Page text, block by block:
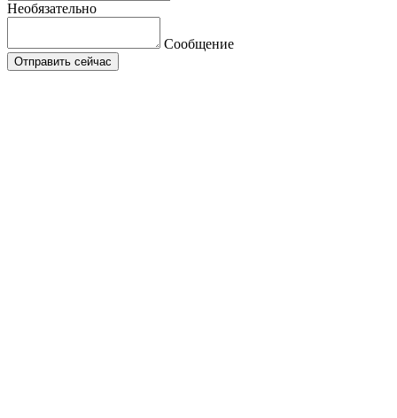
Необязательно
Сообщение
Отправить сейчас